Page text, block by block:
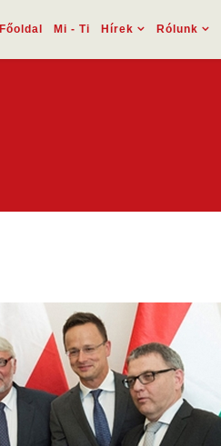
Főoldal Mi - Ti Hírek Rólunk